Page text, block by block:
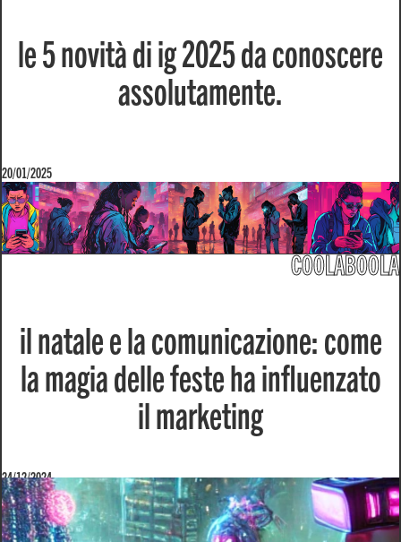
le 5 novità di ig 2025 da conoscere
assolutamente.
20/01/2025
COOLABOOLA
il natale e la comunicazione: come
la magia delle feste ha influenzato
il marketing
24/12/2024